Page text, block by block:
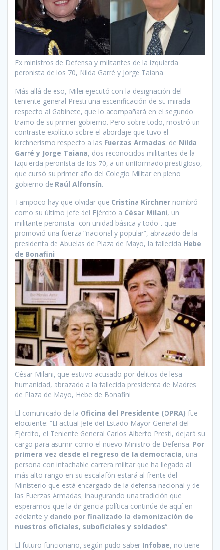
Ex ministros de Defensa y militantes de la izquierda
peronista de los 70, Nilda Garré y Jorge Taiana
Más allá de eso, Milei ejecutó con la designación del
teniente general Presti una escenificación de su mirada
respecto al Gabinete, que lo acompañará en el segundo
tramo de su primer gobierno. Pero sobre todo, mostró un
contraste explícito sobre el abordaje que tuvo el
kirchnerismo respecto a las Fuerzas Armadas: de Nilda
Garré y Jorge Taiana, dos reconocidos militantes de la
izquierda peronista de los 70, a un uniformado prestigioso,
que cursó su primer año del Colegio Militar en pleno
gobierno de Raúl Alfonsín.
Tampoco hay que olvidar que Cristina Kirchner nombró
como su último jefe del Ejército a César Milani, un
militante peronista -con unidad básica y todo-, que
promovió una fuerza “nacional y popular”, abrazado de la
presidenta de Abuelas de Plaza de Mayo, la fallecida Hebe
de Bonafini.
César Milani, que estuvo acusado por delitos de lesa
humanidad, abrazado a la fallecida presidenta de Madres
de Plaza de Mayo, Hebe de Bonafini
El comunicado de la Oficina del Presidente (OPRA) fue
elocuente: “El actual Jefe del Estado Mayor General del
Ejército, el Teniente General Carlos Alberto Presti, dejará su
cargo para asumir como el nuevo Ministro de Defensa. Por
primera vez desde el regreso de la democracia, una
persona con intachable carrera militar que ha llegado al
más alto rango en su escalafón estará al frente del
Ministerio que está encargado de la defensa nacional y de
las Fuerzas Armadas, inaugurando una tradición que
esperamos que la dirigencia política continúe de aquí en
adelante y dando por finalizado la demonización de
nuestros oficiales, suboficiales y soldados“.
El futuro funcionario, según pudo saber Infobae, no tiene